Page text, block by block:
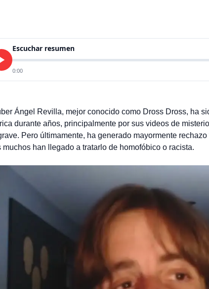
Escuchar resumen
0:00
Ángel Revilla, mejor conocido como Dross Dross, ha
durante años, principalmente por sus videos de
Pero últimamente, ha generado mayormente
han llegado a tratarlo de homofóbico o racista.